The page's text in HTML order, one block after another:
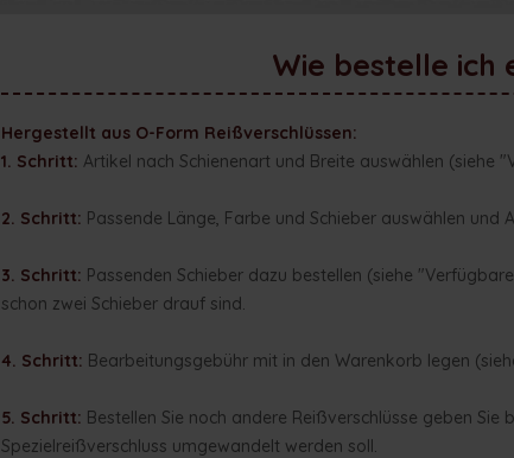
Wie bestelle ich
Hergestellt aus O-Form Reißverschlüssen:
1. Schritt: Artikel nach Schienenart und Breite auswählen (siehe
2. Schritt: Passende Länge, Farbe und Schieber auswählen und
3. Schritt: Passenden Schieber dazu bestellen (siehe
schon zwei Schieber drauf sind.
4. Schritt: Bearbeitungsgebühr mit in den Warenkorb legen
5. Schritt: Bestellen Sie noch andere Reißverschlüsse geben
Spezielreißverschluss umgewandelt werden soll.